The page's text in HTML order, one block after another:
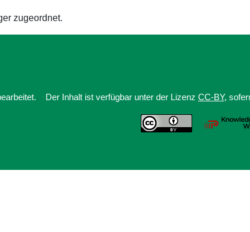
zugeordnet.
Der Inhalt ist verfügbar unter der Lizenz CC-BY,